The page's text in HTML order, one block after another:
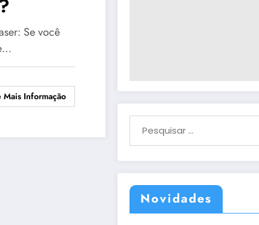
Se você
Mais Informação
Novidades